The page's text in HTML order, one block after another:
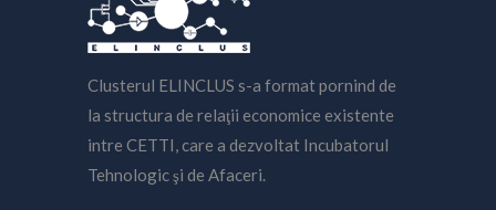
Clusterul ELINCLUS s-a format pornind de
la structura de relaţii economice existente
intre CETTI, care a dezvoltat Incubatorul
Tehnologic şi de Afaceri.